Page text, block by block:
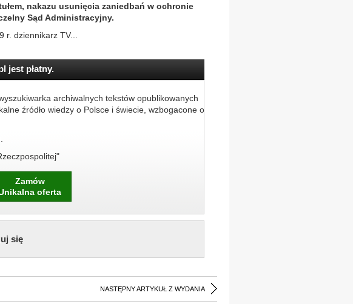
nakazu usunięcia zaniedbań w ochronie
Sąd Administracyjny.
dziennikarz TV...
jest płatny.
archiwalnych tekstów opublikowanych
źródło wiedzy o Polsce i świecie, wzbogacone o
Zamów
oferta
się
NASTĘPNY ARTYKUŁ Z WYDANIA